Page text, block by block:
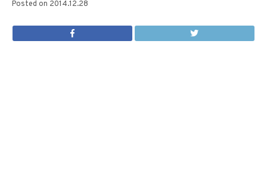
Posted on 2014.12.28